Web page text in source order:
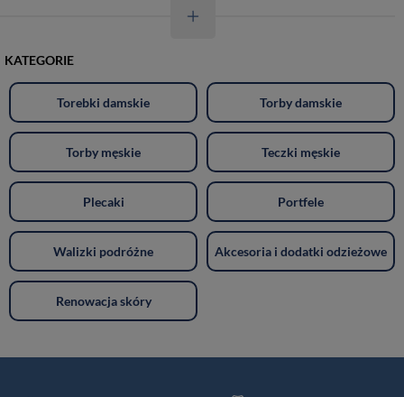
KATEGORIE
Torebki damskie Torby damskie
Torby męskie Teczki męskie
Plecaki Portfele
Walizki podróżne Akcesoria i dodatki odzieżowe
Renowacja skóry